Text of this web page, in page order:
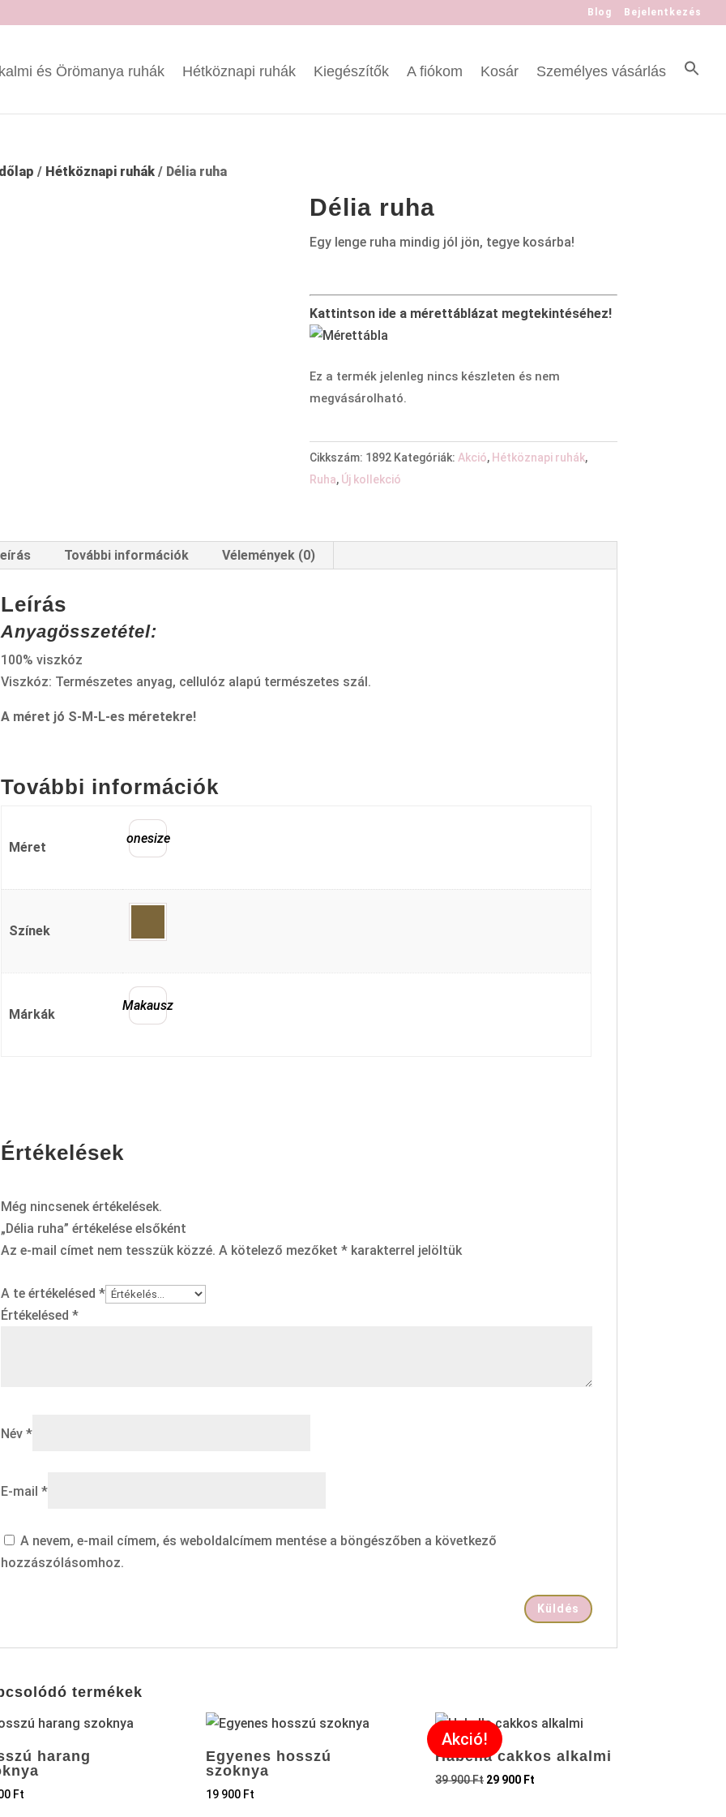
Blog Bejelentkezés
és Örömanya ruhák Hétköznapi ruhák Kiegészítők A fiókom Kosár Személyes vásárlás
/ Hétköznapi ruhák/ Délia ruha
Délia ruha
Egy lenge ruha mindig jól jön, tegye kosárba!
Kattintson ide a mérettáblázat megtekintéséhez!
Ez a termék jelenleg nincs készleten és nem
megvásárolható.
Cikkszám: 1892 Kategóriák: Akció, Hétköznapi ruhák,
Ruha, Új kollekció
További információk Vélemények (0)
Leírás
Anyagösszetétel:
100% viszkóz
Viszkóz: Természetes anyag, cellulóz alapú természetes szál.
A méret jó S-M-L-es méretekre!
További információk
Méret
onesize
Színek
Márkák
Makausz
Értékelések
Még nincsenek értékelések.
„Délia ruha” értékelése elsőként
Az e-mail címet nem tesszük közzé. A kötelező mezőket *karakterrel jelöltük
A te értékelésed *
Értékelésed *
Név *
E-mail *
A nevem, e-mail címem, és weboldalcímem mentése a böngészőben a következő
hozzászólásomhoz.
termékek
harang
Ft
Egyenes hosszú
szoknya
19 900 Ft
Akció!
Habella cakkos alkalmi
39 900Ft 29 900 Ft